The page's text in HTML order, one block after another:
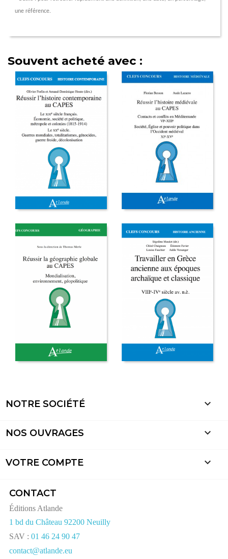
une référence.
Souvent acheté avec :
NOTRE SOCIÉTÉ 
NOS OUVRAGES 
VOTRE COMPTE 
CONTACT
Éditions Atlande
1 bd du Château 92200 Neuilly
SAV : 01 46 24 90 47
contact@atlande.eu